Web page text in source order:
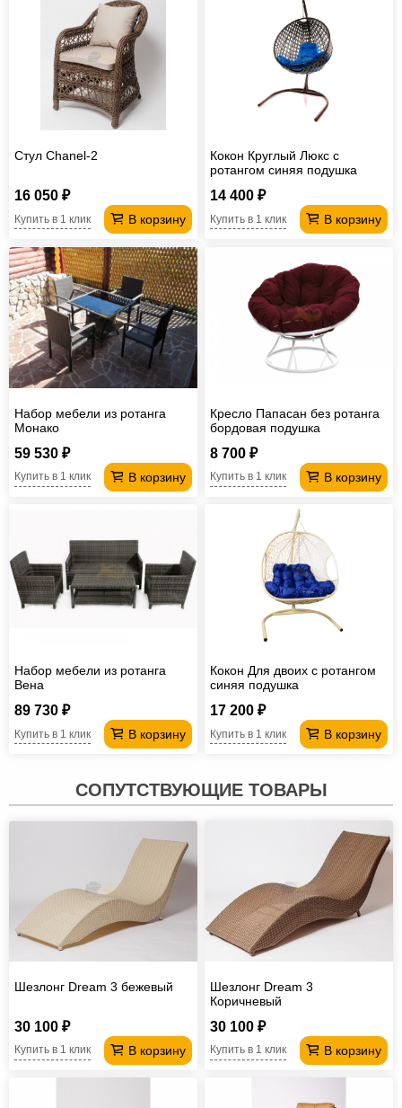
Стул Chanel-2
16 050 ₽
В корзину
Купить в 1 клик
Кокон Круглый Люкс с
ротангом синяя подушка
14 400 ₽
В корзину
Купить в 1 клик
Набор мебели из ротанга
Монако
59 530 ₽
В корзину
Купить в 1 клик
Кресло Папасан без ротанга
бордовая подушка
8 700 ₽
В корзину
Купить в 1 клик
Набор мебели из ротанга
Вена
89 730 ₽
В корзину
Купить в 1 клик
Кокон Для двоих с ротангом
синяя подушка
17 200 ₽
В корзину
Купить в 1 клик
СОПУТСТВУЮЩИЕ ТОВАРЫ
Шезлонг Dream 3 бежевый
30 100 ₽
В корзину
Купить в 1 клик
Шезлонг Dream 3
Коричневый
30 100 ₽
В корзину
Купить в 1 клик